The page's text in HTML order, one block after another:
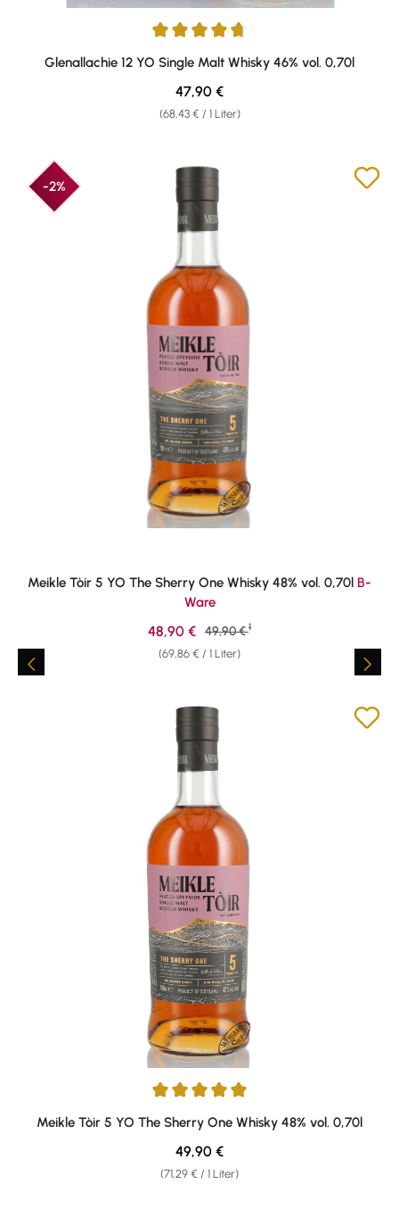
Durchschnittliche Bewertung von 4.8 von 5 Sternen
Glenallachie 12 YO Single Malt Whisky 46% vol. 0,70l
(68,43 € / 1 Liter)
Regulärer Preis:
47,90 €
-2%
Meikle Tòir 5 YO The Sherry One Whisky 48% vol. 0,70l B-
Ware
(69,86 € / 1 Liter)
Verkaufspreis:
48,90 € Regulärer Preis:
49,90 € 1
Durchschnittliche Bewertung von 5 von 5 Sternen
Meikle Tòir 5 YO The Sherry One Whisky 48% vol. 0,70l
(71,29 € / 1 Liter)
Regulärer Preis:
49,90 €